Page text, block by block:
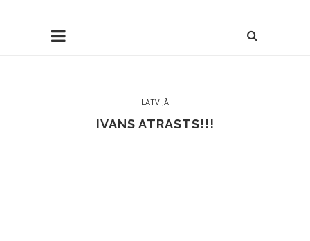
LATVIJĀ
IVANS ATRASTS!!!